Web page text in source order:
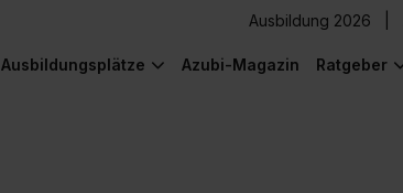
Ausbildung 2026
Ausbildungsplätze Azubi-Magazin Ratgeber